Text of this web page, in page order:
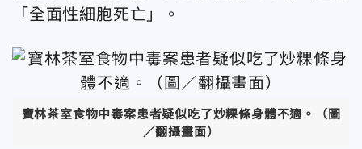
「全面性細胞死亡」。
寶林茶室食物中毒案患者疑似吃了炒粿條身體不適。（圖
／翻攝畫面）